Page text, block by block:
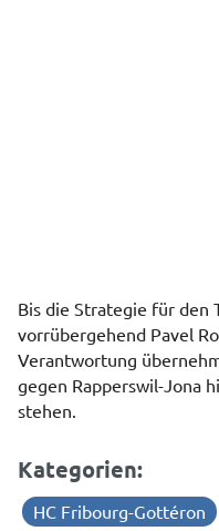
Bis die Strategie für den
vorrübergehend Pavel
Verantwortung
gegen Rapperswil-Jona
stehen.
Kategorien:
HC Fribourg-Gottéron